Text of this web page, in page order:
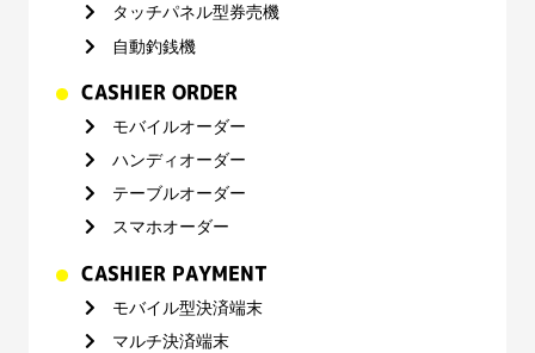
タッチパネル型券売機
自動釣銭機
CASHIER ORDER
モバイルオーダー
ハンディオーダー
テーブルオーダー
スマホオーダー
CASHIER PAYMENT
モバイル型決済端末
マルチ決済端末